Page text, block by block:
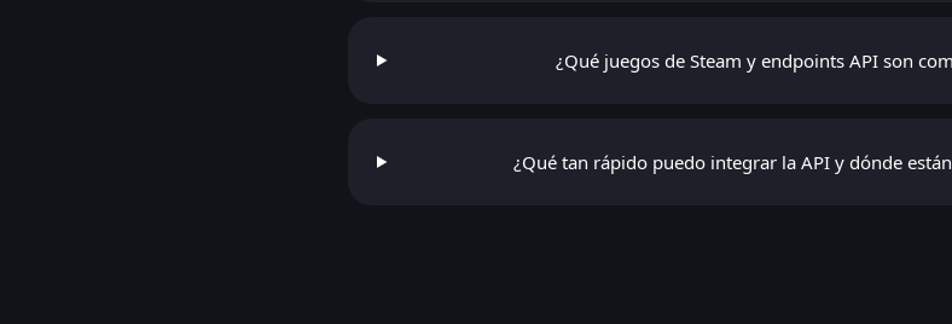
¿Qué juegos de Steam y endpoints API son
¿Qué tan rápido puedo integrar la API y dónde